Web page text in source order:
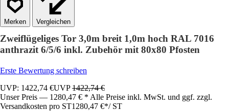
Vergleichen
Zweiflügeliges Tor 3,0m breit 1,0m hoch RAL 7016
anthrazit 6/5/6 inkl. Zubehör mit 80x80 Pfosten
Erste Bewertung schreiben
UVP: 1422,74 €UVP1422,74 €
Unser Preis — 1280,47 € * Alle Preise inkl. MwSt. und ggf. zzgl.
Versandkosten pro ST1280,47 €*/ ST